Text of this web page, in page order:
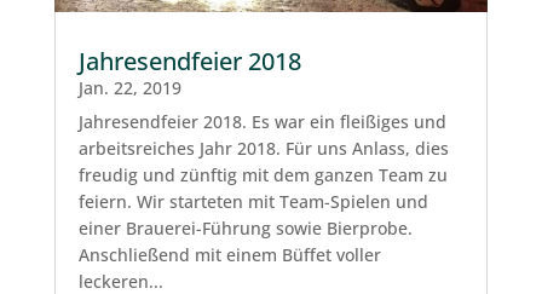
Jahresendfeier 2018
Jan. 22, 2019
Jahresendfeier 2018. Es war ein fleißiges und
arbeitsreiches Jahr 2018. Für uns Anlass, dies
freudig und zünftig mit dem ganzen Team zu
feiern. Wir starteten mit Team-Spielen und
einer Brauerei-Führung sowie Bierprobe.
Anschließend mit einem Büffet voller
leckeren...